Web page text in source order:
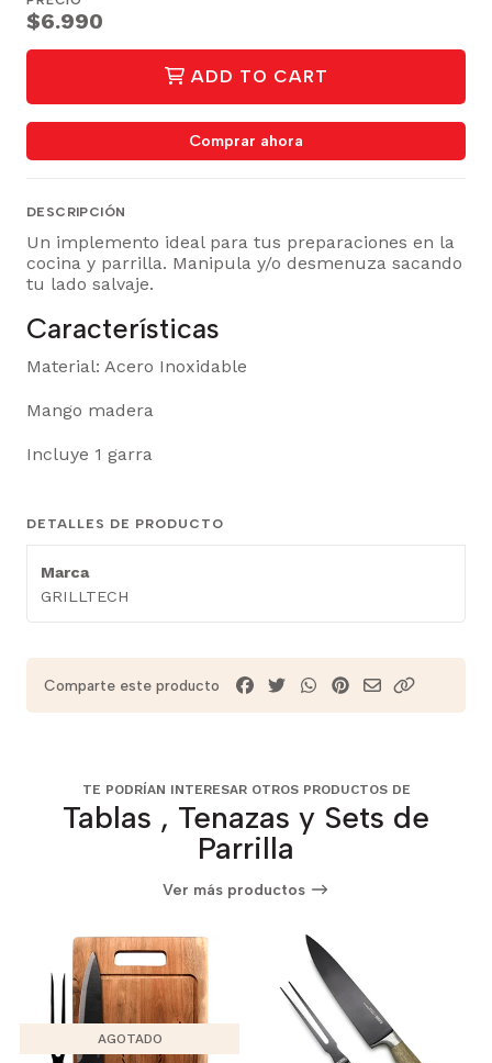
$6.990
ADD TO CART
Comprar ahora
DESCRIPCIÓN
Un implemento ideal para tus preparaciones en la
cocina y parrilla. Manipula y/o desmenuza sacando
tu lado salvaje.
Características
Material: Acero Inoxidable
Mango madera
Incluye 1 garra
DETALLES DE PRODUCTO
Marca
GRILLTECH
Comparte este producto
TE PODRÍAN INTERESAR OTROS PRODUCTOS DE
Tablas , Tenazas y Sets de
Parrilla
Ver más productos
AGOTADO